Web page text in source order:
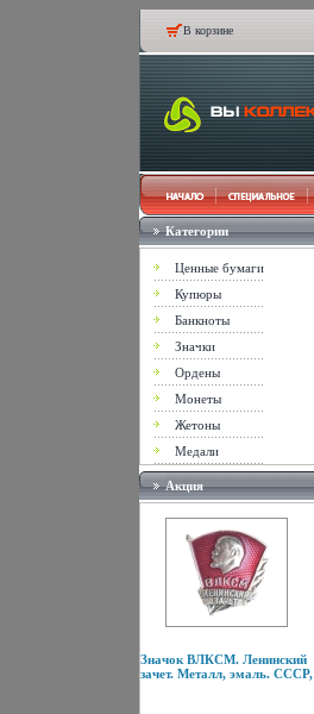
В корзине
Категории
Ценные бумаги
Купюры
Банкноты
Значки
Ордены
Монеты
Жетоны
Медали
Акция
Значок ВЛКСМ. Ленинский
зачет. Металл, эмаль. СССР,